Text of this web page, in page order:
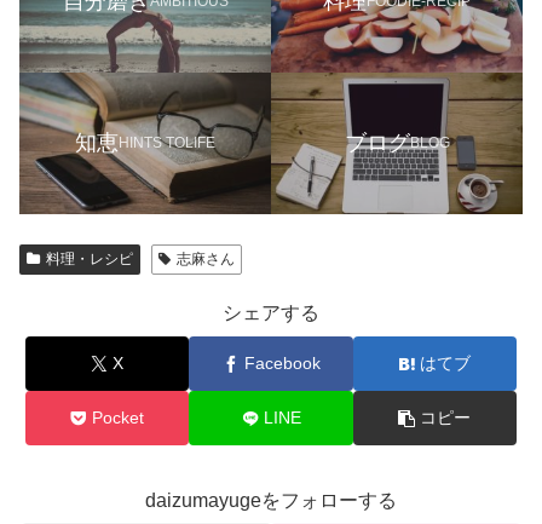
知恵HINTS TOLIFE ブログBLOG
料理・レシピ 志麻さん
シェアする
X Facebook はてブ
Pocket LINE コピー
daizumayugeをフォローする